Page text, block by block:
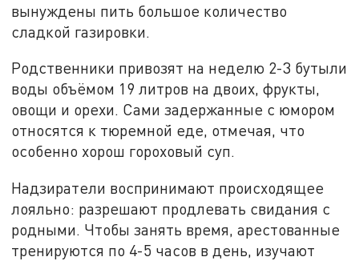
вынуждены пить большое количество
сладкой газировки.
Родственники привозят на неделю 2-3 бутыли
воды объёмом 19 литров на двоих, фрукты,
овощи и орехи. Сами задержанные с юмором
относятся к тюремной еде, отмечая, что
особенно хорош гороховый суп.
Надзиратели воспринимают происходящее
лояльно: разрешают продлевать свидания с
родными. Чтобы занять время, арестованные
тренируются по 4-5 часов в день, изучают